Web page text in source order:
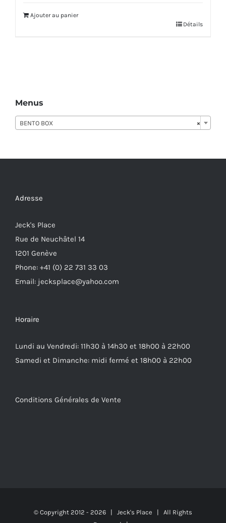
Ajouter au panier
Détails
Menus
×
BENTO BOX
Adresse
Jeck's Place
Rue de Neuchâtel 14
1201 Genève
Phone: +41 (0) 22 731 33 03
Email: jecksplace@yahoo.com
Horaire
Lundi au Vendredi: 11h30 à 14h30 et 18h00 à 22h00
Samedi et Dimanche: midi fermé et 18h00 à 22h00
Conditions Générales de Vente
© Copyright 2012 - 2026 | Jeck's Place | All Rights